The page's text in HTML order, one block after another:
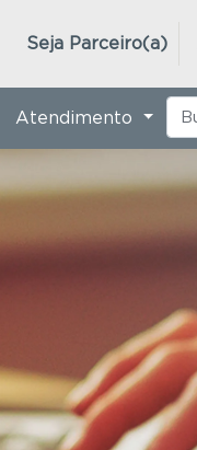
Seja Parceiro(a)
Atendimento